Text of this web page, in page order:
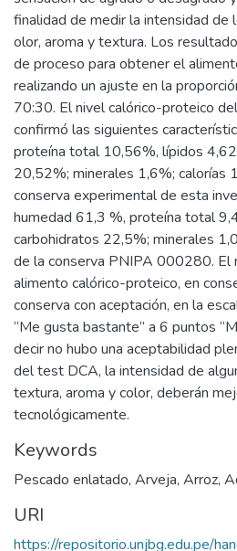
finalidad de medir la intensidad de
olor, aroma y textura. Los
de proceso para obtener el
realizando un ajuste en la
70:30. El nivel calórico-proteico
confirmó las siguientes
proteína total 10,56%, lípidos
20,52%; minerales 1,6%; calorías
conserva experimental de esta
humedad 61,3 %, proteína total
carbohidratos 22,5%; minerales
de la conserva PNIPA 000280. El
alimento calórico-proteico, en
conserva con aceptación, en la
“Me gusta bastante” a 6 puntos
decir no hubo una aceptabilidad
del test DCA, la intensidad de
textura, aroma y color, deberán
tecnológicamente.
Keywords
Pescado enlatado, Arveja, Arroz,
URI
https://repositorio.unjbg.edu.pe/